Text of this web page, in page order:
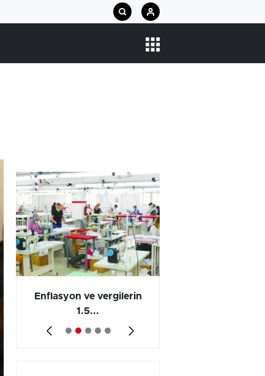
Enflasyon ve vergilerin
1.5...